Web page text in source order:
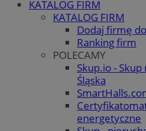
KATALOG FIRM
KATALOG FIRM
Dodaj firmę
Ranking firm
POLECAMY
Skup.io -
Śląska
energetyczne